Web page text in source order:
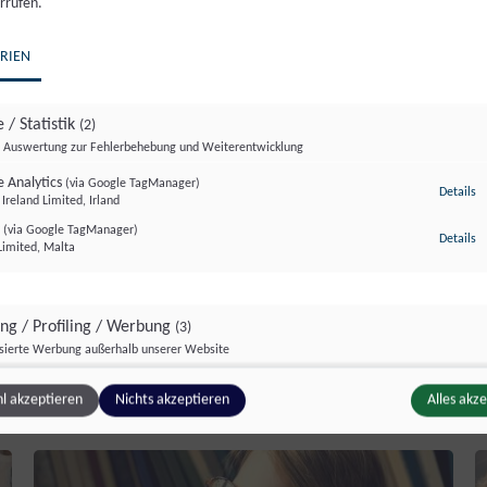
Finanzreport USO 2024
Umweltschutzorganisation (USO) aus 2024.
/ Statistik (2)
Auswertung zur Fehlerbehebung und Weiterentwicklung
Analytics (via Google TagManager)
Ireland Limited, Irland
Details
(via Google TagManager)
Malta
Details
/ Profiling / Werbung (3)
Werbung außerhalb unserer Website
(via Google TagManager)
Ireland Ltd., Irland
Details
GTag(via Google TagManager)
Ireland Limited, Irland
akzeptieren Nichts akzeptieren Alles